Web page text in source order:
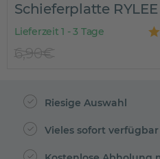
Schieferplatte RYLEE
Lieferzeit 1 - 3 Tage
6,90€
Riesige Auswahl
Vieles sofort verfügbar